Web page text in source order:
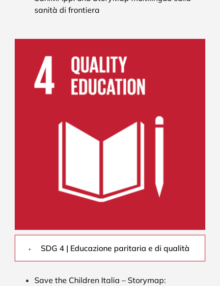
sanità di frontiera
SDG 4 | Educazione paritaria e di qualità
Save the Children Italia – Storymap: